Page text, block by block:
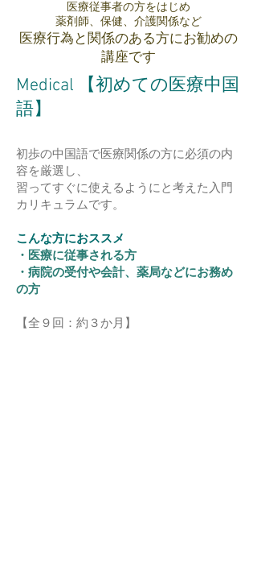
医療従事者の方をはじめ
薬剤師、保健、介護関係など
医療行為と関係のある方にお勧めの
講座です
Medical 【初めての医療中国
語】
初歩の中国語で医療関係の方に必須の内
容を厳選し、
習ってすぐに使えるようにと考えた入門
カリキュラムです。
こんな方におススメ
・医療に従事される方
・病院の受付や会計、薬局などにお務め
の方
​【全９回：約３か月】